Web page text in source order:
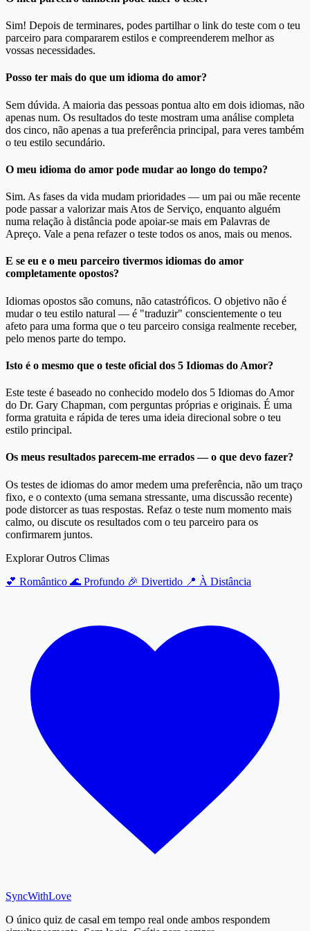
Sim! Depois de terminares, podes partilhar o link do teste com o teu
parceiro para compararem estilos e compreenderem melhor as
vossas necessidades.
Posso ter mais do que um idioma do amor?
Sem dúvida. A maioria das pessoas pontua alto em dois idiomas, não
apenas num. Os resultados do teste mostram uma análise completa
dos cinco, não apenas a tua preferência principal, para veres também
o teu estilo secundário.
O meu idioma do amor pode mudar ao longo do tempo?
Sim. As fases da vida mudam prioridades — um pai ou mãe recente
pode passar a valorizar mais Atos de Serviço, enquanto alguém
numa relação à distância pode apoiar-se mais em Palavras de
Apreço. Vale a pena refazer o teste todos os anos, mais ou menos.
E se eu e o meu parceiro tivermos idiomas do amor
completamente opostos?
Idiomas opostos são comuns, não catastróficos. O objetivo não é
mudar o teu estilo natural — é "traduzir" conscientemente o teu
afeto para uma forma que o teu parceiro consiga realmente receber,
pelo menos parte do tempo.
Isto é o mesmo que o teste oficial dos 5 Idiomas do Amor?
Este teste é baseado no conhecido modelo dos 5 Idiomas do Amor
do Dr. Gary Chapman, com perguntas próprias e originais. É uma
forma gratuita e rápida de teres uma ideia direcional sobre o teu
estilo principal.
Os meus resultados parecem-me errados — o que devo fazer?
Os testes de idiomas do amor medem uma preferência, não um traço
fixo, e o contexto (uma semana stressante, uma discussão recente)
pode distorcer as tuas respostas. Refaz o teste num momento mais
calmo, ou discute os resultados com o teu parceiro para os
confirmarem juntos.
Explorar Outros Climas
💕 Romântico 🌊 Profundo 🎉 Divertido 📍 À Distância
SyncWithLove
O único quiz de casal em tempo real onde ambos respondem